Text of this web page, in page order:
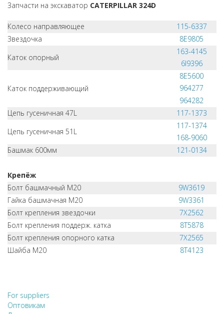
Запчасти на экскаватор CATERPILLAR 324D
Колесо направляющее
115-6337
Звездочка
8E9805
Каток опорный
163-4145
6I9396
Каток поддерживающий
8E5600
964277
964282
Цепь гусеничная 47L
117-1373
Цепь гусеничная 51L
117-1374
168-9060
Башмак 600мм
121-0134
Крепёж
Болт башмачный M20
9W3619
Гайка башмачная M20
9W3361
Болт крепления звездочки
7X2562
Болт крепления поддерж. катка
8T5878
Болт крепления опорного катка
7X2565
Шайба M20
8T4123
For suppliers
Оптовикам